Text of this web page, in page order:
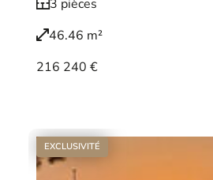
3 pièces
46.46 m²
216 240 €
EXCLUSIVITÉ